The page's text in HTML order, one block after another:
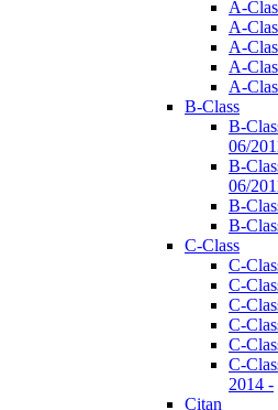
A-
A-
A-
A-
A-
B-Class
B-
06/
B-
06/
B-
B-
C-Class
C-
C-
C-
C-
C-
C-
2014 -
Citan